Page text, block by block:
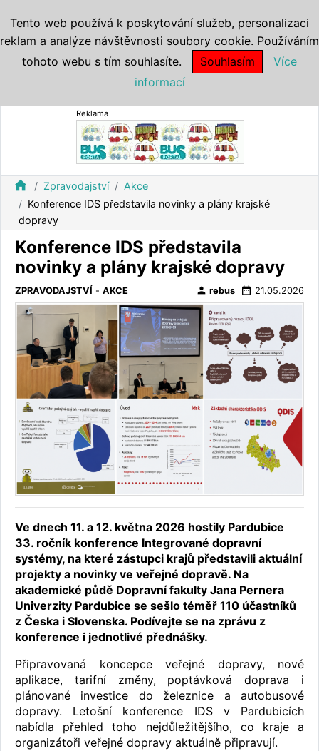
Reklama
home Zpravodajství
Akce
Konference IDS představila novinky a plány krajské
dopravy
Konference IDS představila
novinky a plány krajské dopravy
ZPRAVODAJSTVÍ - AKCE person rebus date_range 21.05.2026
Ve dnech 11. a 12. května 2026 hostily Pardubice
33. ročník konference Integrované dopravní
systémy, na které zástupci krajů představili aktuální
projekty a novinky ve veřejné dopravě. Na
akademické půdě Dopravní fakulty Jana Pernera
Univerzity Pardubice se sešlo téměř 110 účastníků
z Česka i Slovenska. Podívejte se na zprávu z
konference i jednotlivé přednášky.
Připravovaná koncepce veřejné dopravy, nové
aplikace, tarifní změny, poptávková doprava i
plánované investice do železnice a autobusové
dopravy. Letošní konference IDS v Pardubicích
nabídla přehled toho nejdůležitějšího, co kraje a
organizátoři veřejné dopravy aktuálně připravují.
Tento web používá k poskytování služeb, personalizaci
reklam a analýze návštěvnosti soubory cookie. Používáním
tohoto webu s tím souhlasíte.
Souhlasím
Více
informací